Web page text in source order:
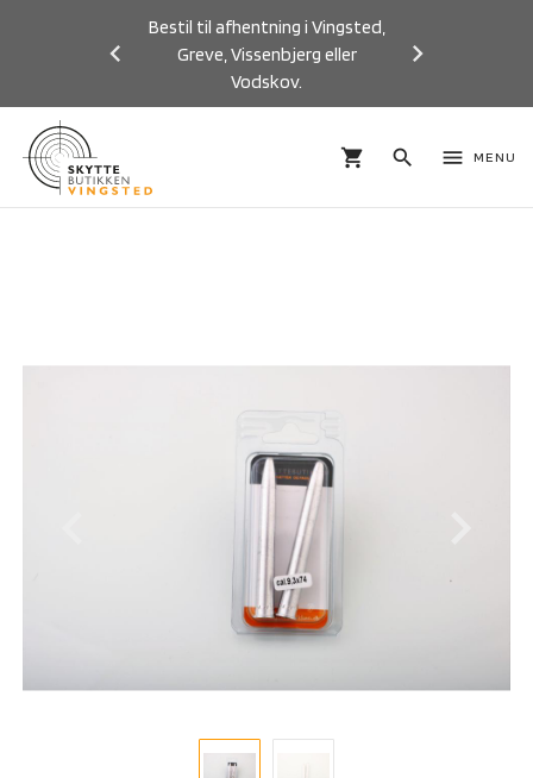
Bestil til afhentning i Vingsted,
Greve, Vissenbjerg eller
Vodskov.
Previous
shopping_cart search menu MENU